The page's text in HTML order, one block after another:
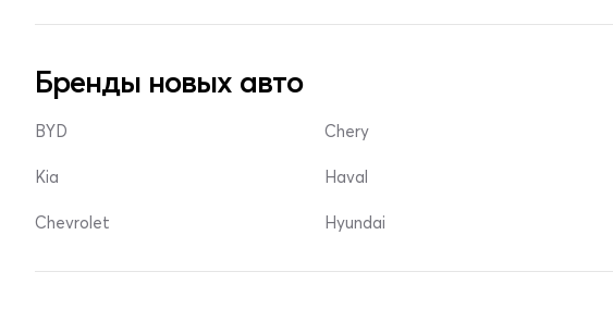
Бренды новых авто
BYD
Kia
Chevrolet
Chery
Haval
Hyundai